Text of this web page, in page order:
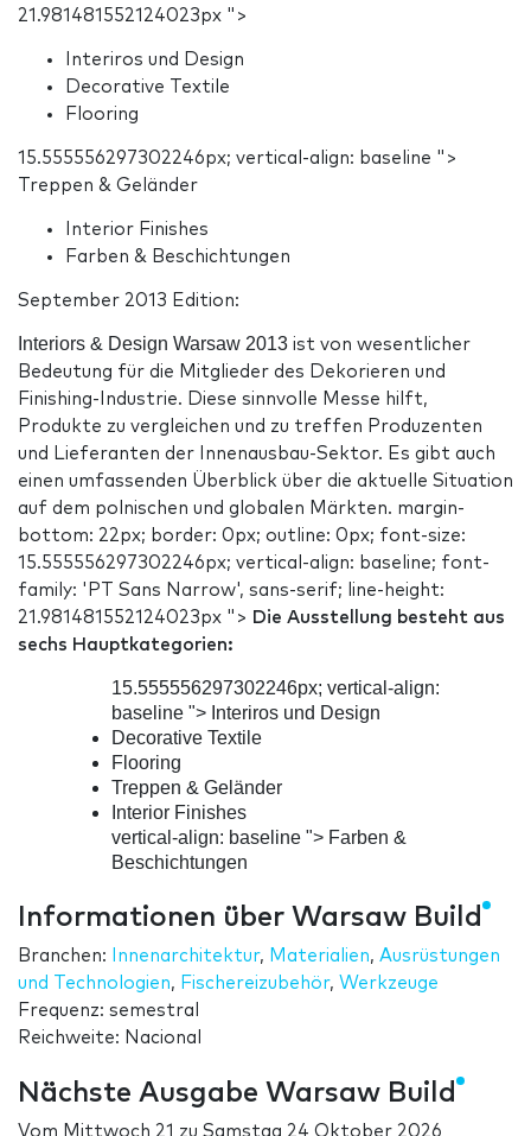
21.981481552124023px ">
Interiros und Design
Decorative Textile
Flooring
15.555556297302246px; vertical-align: baseline ">
Treppen & Geländer
Interior Finishes
Farben & Beschichtungen
September 2013 Edition:
Interiors & Design Warsaw 2013 ist von wesentlicher
Bedeutung für die Mitglieder des Dekorieren und
Finishing-Industrie. Diese sinnvolle Messe hilft,
Produkte zu vergleichen und zu treffen Produzenten
und Lieferanten der Innenausbau-Sektor. Es gibt auch
einen umfassenden Überblick über die aktuelle Situation
auf dem polnischen und globalen Märkten. margin-
bottom: 22px; border: 0px; outline: 0px; font-size:
15.555556297302246px; vertical-align: baseline; font-
family: 'PT Sans Narrow', sans-serif; line-height:
21.981481552124023px "> Die Ausstellung besteht aus
sechs Hauptkategorien:
15.555556297302246px; vertical-align:
baseline "> Interiros und Design
Decorative Textile
Flooring
Treppen & Geländer
Interior Finishes
vertical-align: baseline "> Farben &
Beschichtungen
Informationen über Warsaw Build
Branchen: Innenarchitektur, Materialien, Ausrüstungen
und Technologien, Fischereizubehör, Werkzeuge
Frequenz: semestral
Reichweite: Nacional
Nächste Ausgabe Warsaw Build
Vom Mittwoch 21 zu Samstag 24 Oktober 2026